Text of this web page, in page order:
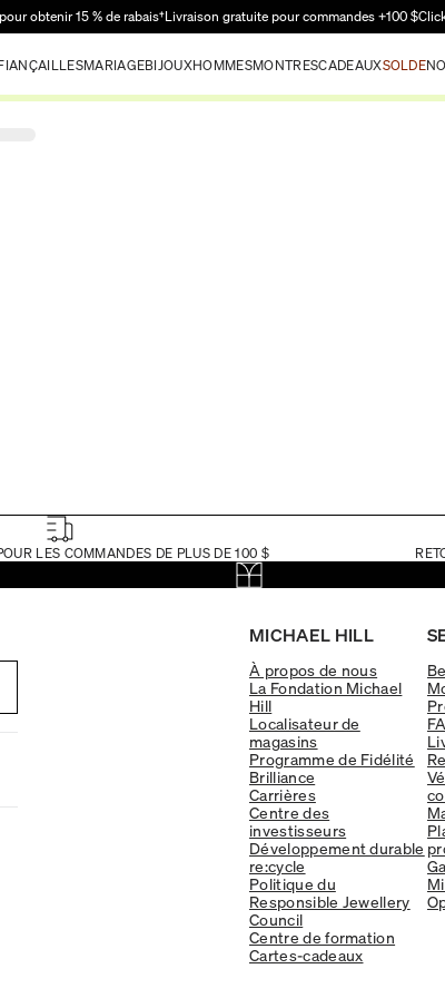
Passer au contenu
obtenir 15 % de rabais†Livraison gratuite pour commandes +100 $
MARIAGEBIJOUXHOMMESMONTRESCADEAUXSOLDE
LES COMMANDES DE PLUS DE 100 $
MICHAEL HILL
À propos de nous
La Fondation Michael
Hill
Localisateur de
magasins
Programme de Fidélité
Brilliance
Carrières
Centre des
investisseurs
Développement durable
re:cycle
Politique du
Responsible Jewellery
Council
Centre de formation
Cartes-cadeaux